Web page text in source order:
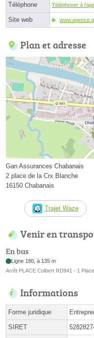
Téléphone Téléphoner à
Site web
Plan et adresse
Gan Assurances Chabanais
2 place de la Crx Blanche
16150 Chabanais
Trajet Waze
Venir en
En bus
Ligne 180, à 135 m
Arrêt PLACE Colbert RD941 - 1
Informations
Forme juridique
SIRET